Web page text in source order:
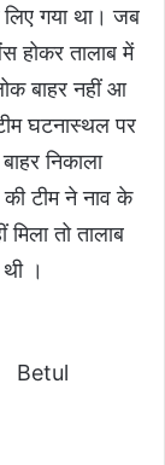
गया था। जब
होकर तालाब में
बाहर नहीं आ
घटनास्थल पर
निकाला
की टीम ने नाव के
तो तालाब
।
Betul